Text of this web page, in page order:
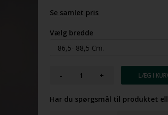
Se samlet pris
Vælg bredde
- +
Har du spørgsmål til produktet